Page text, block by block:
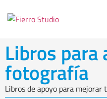
Libros para
fotografía
Libros de apoyo para